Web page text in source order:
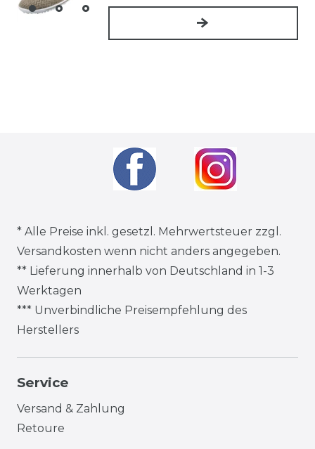
* Alle Preise inkl. gesetzl. Mehrwertsteuer zzgl.
Versandkosten wenn nicht anders angegeben.
** Lieferung innerhalb von Deutschland in 1-3
Werktagen
*** Unverbindliche Preisempfehlung des
Herstellers
Service
Versand & Zahlung
Retoure